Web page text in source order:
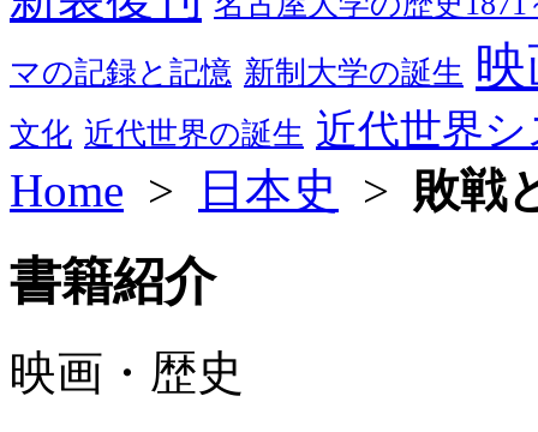
マの記録と記憶 新制大学の誕生
文化 近代世界の誕生 近代世界
Home > 日本史 > 敗戦
書籍紹介
映画・歴史